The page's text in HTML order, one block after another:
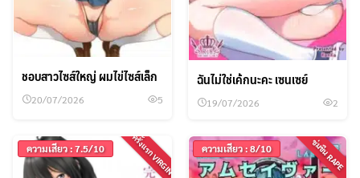
ชอบสาวไซส์ใหญ่ ผมไข่ไซส์เล็ก
20/07/2026 5
ฉันไม่ใช่เค้กนะคะ เซนเซย์
19/07/2026 2
ครั้งแรก VIRGIN
ความเสียว : 7.5/10 ข่มขืน RAPE
ความเสียว : 8/10